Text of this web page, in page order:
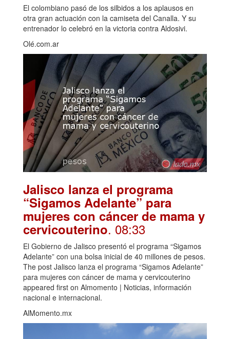
El colombiano pasó de los silbidos a los aplausos en
otra gran actuación con la camiseta del Canalla. Y su
entrenador lo celebró en la victoria contra Aldosivi.
Olé.com.ar
Jalisco lanza el programa
“Sigamos Adelante” para
mujeres con cáncer de mama y
cervicouterino. 08:33
El Gobierno de Jalisco presentó el programa “Sigamos
Adelante” con una bolsa inicial de 40 millones de pesos.
The post Jalisco lanza el programa “Sigamos Adelante”
para mujeres con cáncer de mama y cervicouterino
appeared first on Almomento | Noticias, información
nacional e internacional.
AlMomento.mx